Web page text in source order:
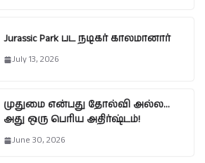
Jurassic Park பட நடிகர் காலமானார்
July 13, 2026
முதுமை என்பது தோல்வி அல்ல…
அது ஒரு பெரிய அதிர்ஷ்டம்!
June 30, 2026